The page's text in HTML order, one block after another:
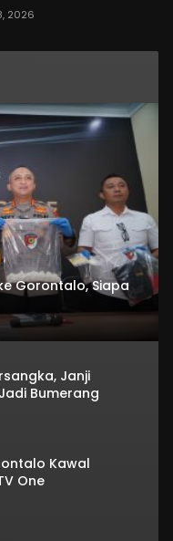
2026
Gorontalo, Siapa
Janji
Bumerang
Kawal
One